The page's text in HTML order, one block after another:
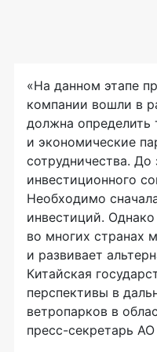
«На данном этапе
компании вошли в
должна определить
и экономические
сотрудничества. До
инвестиционного
Необходимо
инвестиций.
во многих странах
и развивает
Китайская
перспективы в
ветропарков в
пресс-секретарь АО